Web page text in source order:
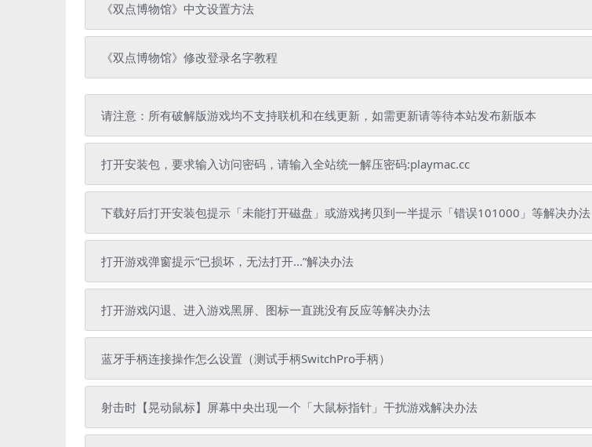
《双点博物馆》中文设置方法
《双点博物馆》修改登录名字教程
请注意：所有破解版游戏均不支持联机和在线更新，如需更新请等待本站发布新版本
打开安装包，要求输入访问密码，请输入全站统一解压密码:playmac.cc
下载好后打开安装包提示「未能打开磁盘」或游戏拷贝到一半提示「错误101000」等解决办法
打开游戏弹窗提示“已损坏，无法打开...”解决办法
打开游戏闪退、进入游戏黑屏、图标一直跳没有反应等解决办法
蓝牙手柄连接操作怎么设置（测试手柄SwitchPro手柄）
射击时【晃动鼠标】屏幕中央出现一个「大鼠标指针」干扰游戏解决办法